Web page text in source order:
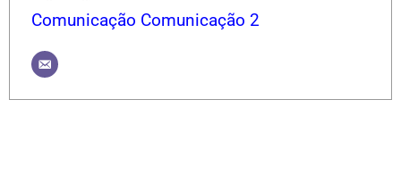
Comunicação Comunicação 2